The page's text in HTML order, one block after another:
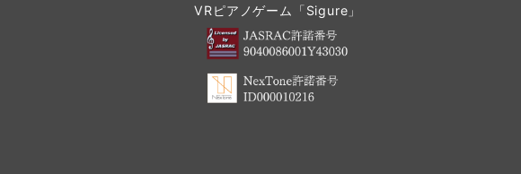
VRピアノゲーム「Sigure」